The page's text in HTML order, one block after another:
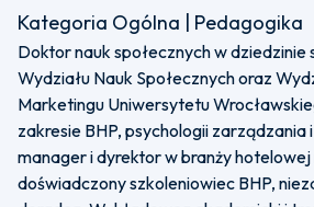
Kategoria Ogólna | Pedagogika
Doktor nauk społecznych w
Wydziału Nauk Społecznych oraz
Marketingu Uniwersytetu
zakresie BHP, psychologii zarządzania
manager i dyrektor w branży hotelowej
doświadczony szkoleniowiec BHP,